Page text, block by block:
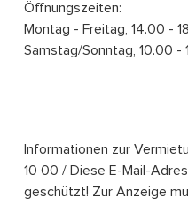
Öffnungszeiten:
Montag - Freitag, 14.00 -
Samstag/Sonntag, 10.00 -
Informationen zur
10 00 / Diese E-Mail-
geschützt! Zur Anzeige